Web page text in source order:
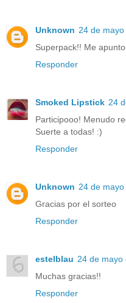
Unknown 24 de
Superpack!! Me
Responder
Smoked Lipstick 24
Participooo! Menudo
Suerte a todas! :)
Responder
Unknown 24 de
Gracias por el sorteo
Responder
estelblau 24 de mayo
Muchas gracias!!
Responder